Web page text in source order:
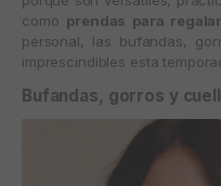
como prendas para
personal, las bufandas,
imprescindibles esta
Bufandas, gorros y